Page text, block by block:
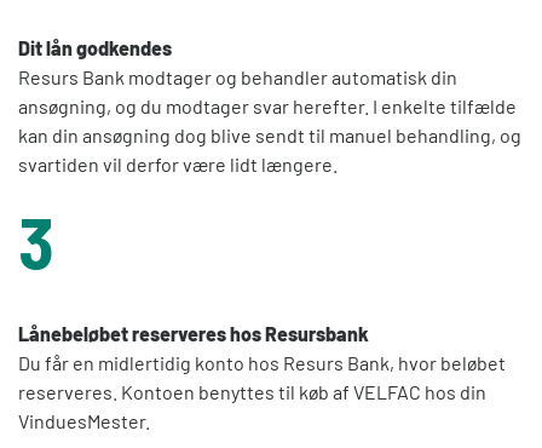
Dit lån godkendes
Resurs Bank modtager og behandler automatisk din
ansøgning, og du modtager svar herefter. I enkelte tilfælde
kan din ansøgning dog blive sendt til manuel behandling, og
svartiden vil derfor være lidt længere.
3
Lånebeløbet reserveres hos Resursbank
Du får en midlertidig konto hos Resurs Bank, hvor beløbet
reserveres. Kontoen benyttes til køb af VELFAC hos din
VinduesMester.